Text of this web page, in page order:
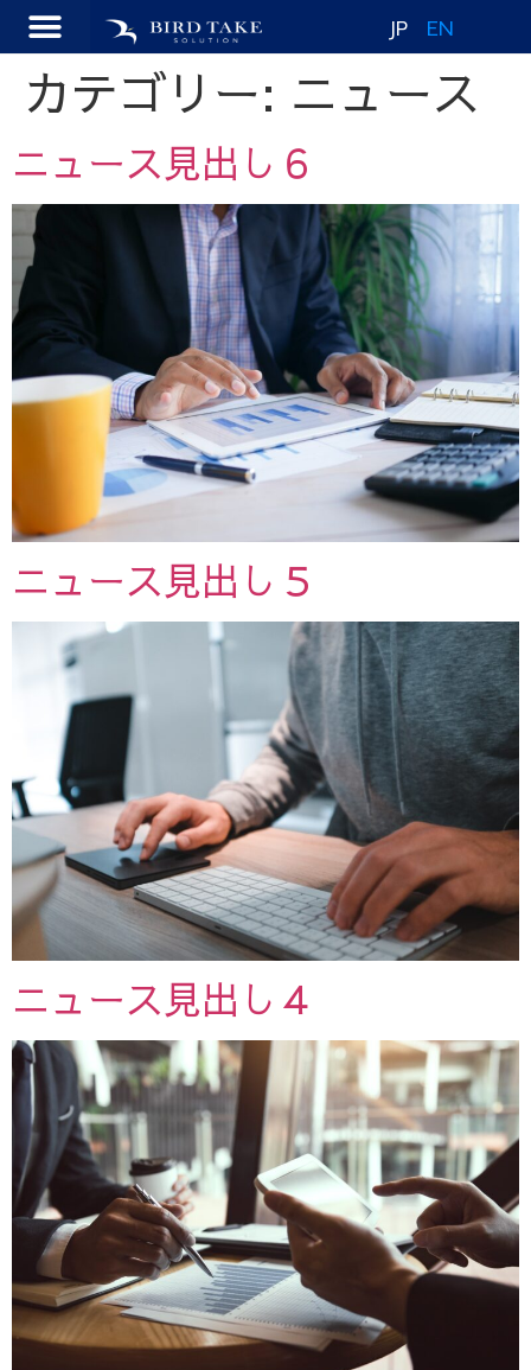
EN
JP
カテゴリー: ニュース
ニュース見出し６
ニュース見出し５
ニュース見出し４